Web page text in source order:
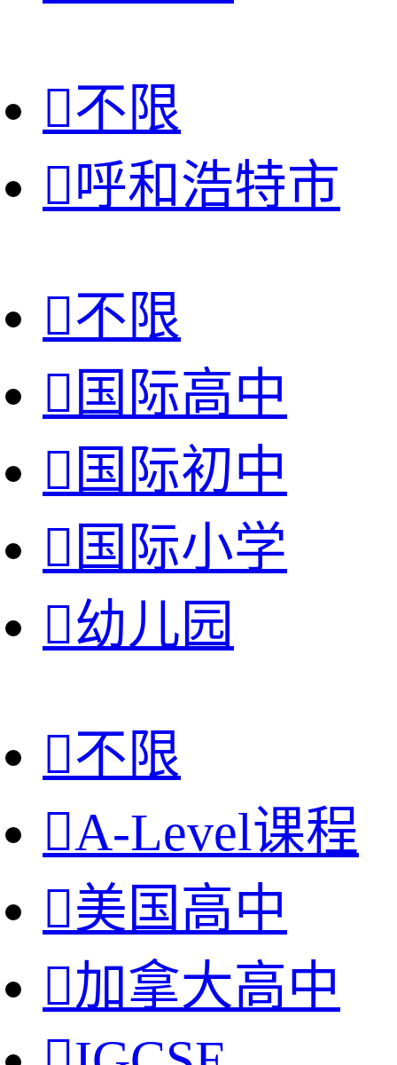
不限
呼和浩特市
不限
 国际高中
 国际初中
 国际小学
幼儿园
不限
A-Level课程
美国高中
加拿大高中